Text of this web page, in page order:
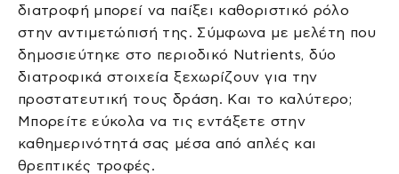
διατροφή μπορεί να παίξει καθοριστικό ρόλο
στην αντιμετώπισή της. Σύμφωνα με μελέτη που
δημοσιεύτηκε στο περιοδικό Nutrients, δύο
διατροφικά στοιχεία ξεχωρίζουν για την
προστατευτική τους δράση. Και το καλύτερο;
Μπορείτε εύκολα να τις εντάξετε στην
καθημερινότητά σας μέσα από απλές και
θρεπτικές τροφές.